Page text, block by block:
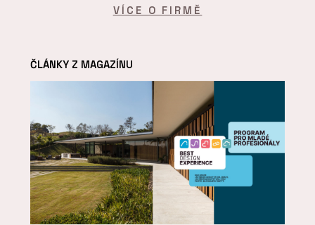
VÍCE O FIRMĚ
ČLÁNKY Z MAGAZÍNU